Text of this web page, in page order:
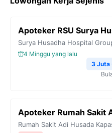
Apoteker RSU Surya
Surya Husadha Hospital
4 Minggu yang lalu
3 Juta
Apoteker Rumah Sakit
Rumah Sakit Adi Husada